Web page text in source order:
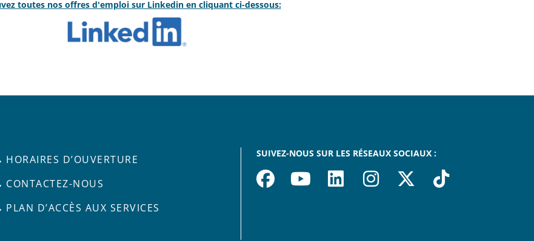
toutes nos offres d'emploi sur Linkedin en cliquant ci-dessous:
HORAIRES D’OUVERTURE
CONTACTEZ-NOUS
PLAN D’ACCÈS AUX SERVICES
SUIVEZ-NOUS SUR LES RÉSEAUX SOCIAUX :